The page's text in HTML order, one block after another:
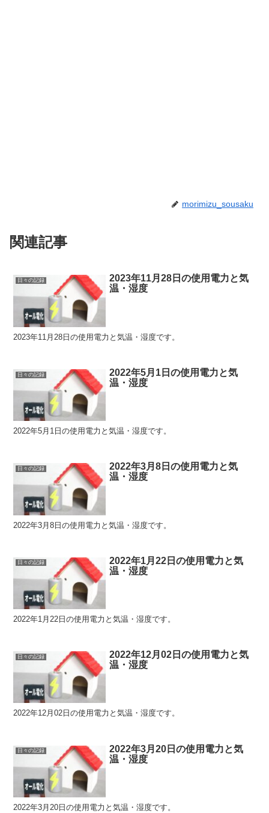
morimizu_sousaku
関連記事
日々の記録
2023年11月28日の使用電力と気
温・湿度
2023年11月28日の使用電力と気温・湿度です。
日々の記録
2022年5月1日の使用電力と気
温・湿度
2022年5月1日の使用電力と気温・湿度です。
日々の記録
2022年3月8日の使用電力と気
温・湿度
2022年3月8日の使用電力と気温・湿度です。
日々の記録
2022年1月22日の使用電力と気
温・湿度
2022年1月22日の使用電力と気温・湿度です。
日々の記録
2022年12月02日の使用電力と気
温・湿度
2022年12月02日の使用電力と気温・湿度です。
日々の記録
2022年3月20日の使用電力と気
温・湿度
2022年3月20日の使用電力と気温・湿度です。